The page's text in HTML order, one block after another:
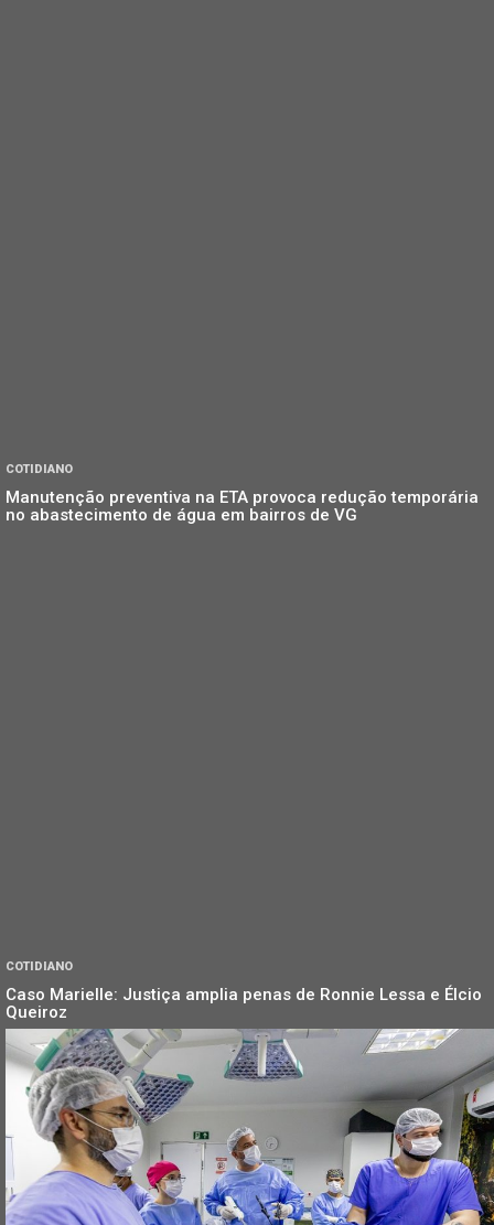
COTIDIANO
Manutenção preventiva na ETA provoca redução temporária
no abastecimento de água em bairros de VG
COTIDIANO
Caso Marielle: Justiça amplia penas de Ronnie Lessa e Élcio
Queiroz